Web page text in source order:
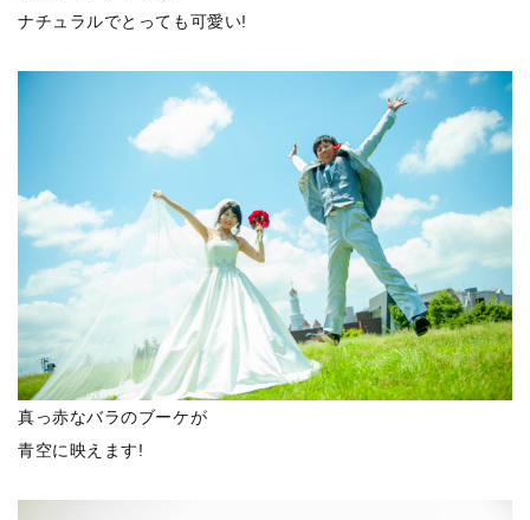
ナチュラルでとっても可愛い!
真っ赤なバラのブーケが
青空に映えます!